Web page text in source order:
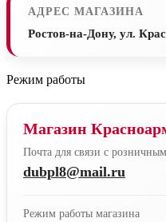
АДРЕС МАГАЗИНА
Ростов-на-Дону, ул.
Режим работы
Магазин
Почта для связи с
dubpl8@mail.ru
Режим работы магазина